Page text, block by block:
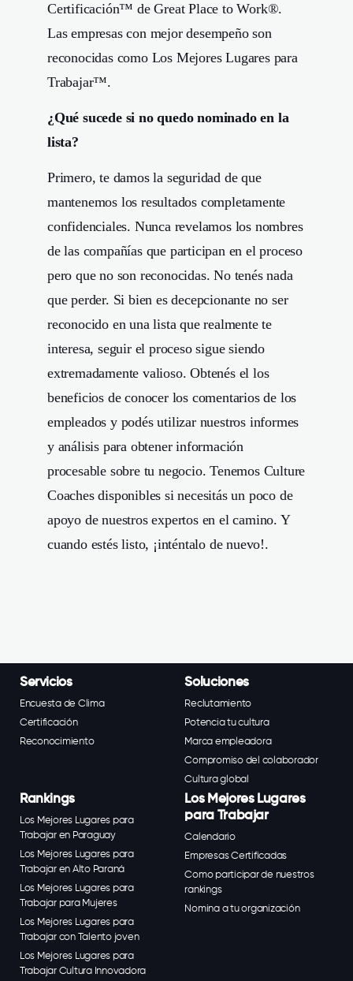
Certificación™ de Great Place to Work®.
Las empresas con mejor desempeño son
reconocidas como Los Mejores Lugares para
Trabajar™.
¿Qué sucede si no quedo nominado en la
lista?
Primero, te damos la seguridad de que
mantenemos los resultados completamente
confidenciales. Nunca revelamos los nombres
de las compañías que participan en el proceso
pero que no son reconocidas. No tenés nada
que perder. Si bien es decepcionante no ser
reconocido en una lista que realmente te
interesa, seguir el proceso sigue siendo
extremadamente valioso. Obtenés el los
beneficios de conocer los comentarios de los
empleados y podés utilizar nuestros informes
y análisis para obtener información
procesable sobre tu negocio. Tenemos Culture
Coaches disponibles si necesitás un poco de
apoyo de nuestros expertos en el camino. Y
cuando estés listo, ¡inténtalo de nuevo!.
Servicios
Encuesta de Clima
Certificación
Reconocimiento
Soluciones
Reclutamiento
Potencia tu cultura
Marca empleadora
Compromiso del colaborador
Cultura global
Rankings
Los Mejores Lugares para
Trabajar en Paraguay
Los Mejores Lugares para
Trabajar en Alto Paraná
Los Mejores Lugares para
Trabajar para Mujeres
Los Mejores Lugares para
Trabajar con Talento joven
Los Mejores Lugares para
Trabajar Cultura Innovadora
Los Mejores Lugares
para Trabajar
Calendario
Empresas Certificadas
Como participar de nuestros
rankings
Nomina a tu organización